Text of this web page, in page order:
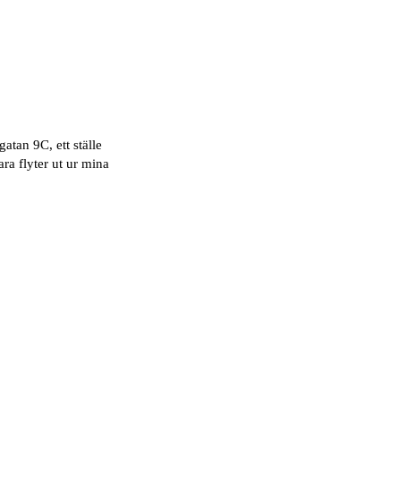
9C, ett ställe
flyter ut ur mina